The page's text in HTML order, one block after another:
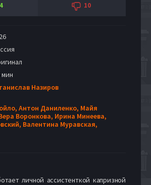
10
мин
Назиров
Антон Даниленко, Майя
Воронкова, Ирина Минеева,
Валентина Муравская,
личной ассистенткой капризной